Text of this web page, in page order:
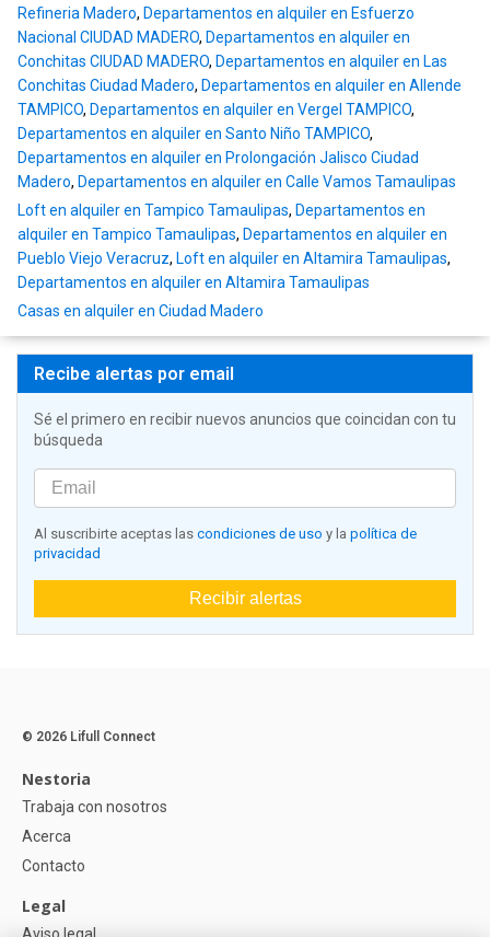
Refineria Madero, Departamentos en alquiler en Esfuerzo
Nacional CIUDAD MADERO, Departamentos en alquiler en
Conchitas CIUDAD MADERO, Departamentos en alquiler en Las
Conchitas Ciudad Madero, Departamentos en alquiler en Allende
TAMPICO, Departamentos en alquiler en Vergel TAMPICO,
Departamentos en alquiler en Santo Niño TAMPICO,
Departamentos en alquiler en Prolongación Jalisco Ciudad
Madero, Departamentos en alquiler en Calle Vamos Tamaulipas
Loft en alquiler en Tampico Tamaulipas, Departamentos en
alquiler en Tampico Tamaulipas, Departamentos en alquiler en
Pueblo Viejo Veracruz, Loft en alquiler en Altamira Tamaulipas,
Departamentos en alquiler en Altamira Tamaulipas
Casas en alquiler en Ciudad Madero
Recibe alertas por email
Sé el primero en recibir nuevos anuncios que coincidan con tu
búsqueda
Al suscribirte aceptas las condiciones de uso y la política de
privacidad
Recibir alertas
© 2026 Lifull Connect
Nestoria
Trabaja con nosotros
Acerca
Contacto
Legal